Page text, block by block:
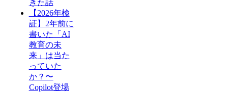
きた話
【2026年検
証】2年前に
書いた「AI
教育の未
来」は当た
っていた
か？〜
Copilot登場